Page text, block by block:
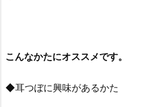
こんなかたにオススメです。
◆耳つぼに興味があるかた